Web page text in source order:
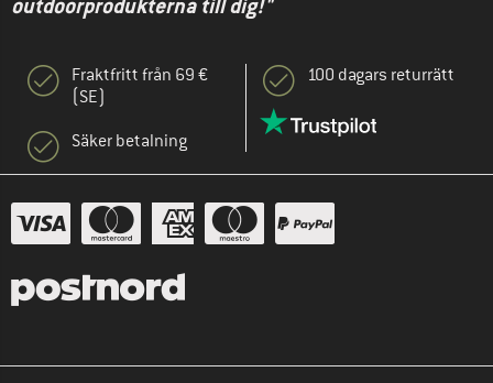
outdoorprodukterna till dig!"
Fraktfritt från 69 €
(SE)
Säker betalning
100 dagars returrätt